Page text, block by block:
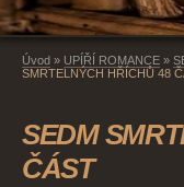
Úvod » UPÍŘÍ ROMANCE »
SMRTELNÝCH HŘÍCHŮ 48
SEDM
ČÁST